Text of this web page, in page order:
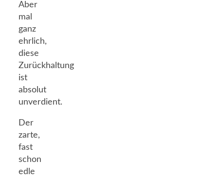
Aber
mal
ganz
ehrlich,
diese
Zurückhaltung
ist
absolut
unverdient.
Der
zarte,
fast
schon
edle